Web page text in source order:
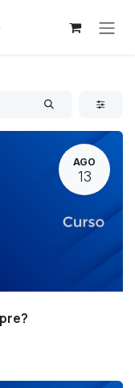
AGO
13